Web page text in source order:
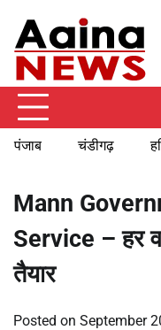
content
पंजाब चंडीगढ़
Mann
Service – हर
तैयार
Posted on September